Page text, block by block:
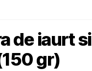
de iaurt si
gr)